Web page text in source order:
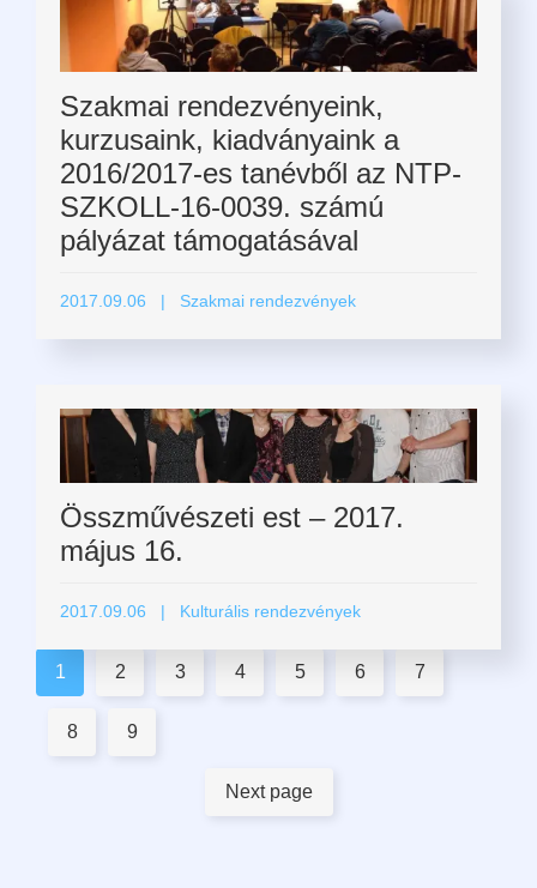
Szakmai rendezvényeink,
kurzusaink, kiadványaink a
2016/2017-es tanévből az NTP-
SZKOLL-16-0039. számú
pályázat támogatásával
2017.09.06 | Szakmai rendezvények
Összművészeti est – 2017.
május 16.
2017.09.06 | Kulturális rendezvények
1 2 3 4 5 6 7
8 9
Next page